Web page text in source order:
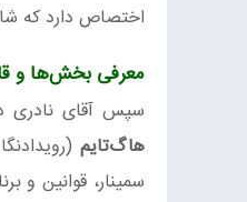
اختصاص دارد که
معرفی بخش‌ها و
سپس آقای نادری
هاگ‌تایم
سمینار، قوانین و